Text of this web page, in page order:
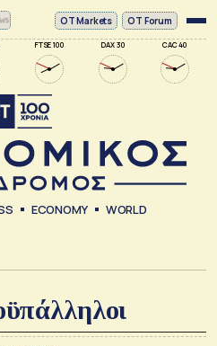
FTSE 100 DAX 30 CAC 40
ΟΤ Markets OT Forum
ECONOMY WORLD